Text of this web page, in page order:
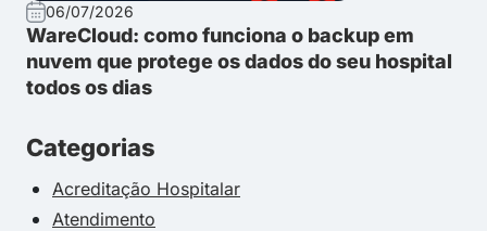
06/07/2026
WareCloud: como funciona o backup em
nuvem que protege os dados do seu hospital
todos os dias
Categorias
Acreditação Hospitalar
Atendimento